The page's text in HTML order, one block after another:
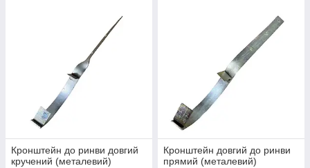
Кронштейн до ринви довгий
кручений (металевий)
Кронштейн довгий до ринви
прямий (металевий)